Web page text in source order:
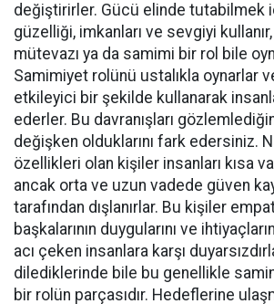
değiştirirler. Gücü elinde tutabilmek
güzelliği, imkanları ve sevgiyi
mütevazı ya da samimi bir rol bile
Samimiyet rolünü ustalıkla oynarlar
etkileyici bir şekilde kullanarak
ederler. Bu davranışları
değişken olduklarını fark edersiniz.
özellikleri olan kişiler insanları kısa
ancak orta ve uzun vadede güven
tarafından dışlanırlar. Bu kişiler
başkalarının duygularını ve
acı çeken insanlara karşı
dilediklerinde bile bu genellikle
bir rolün parçasıdır. Hedeflerine